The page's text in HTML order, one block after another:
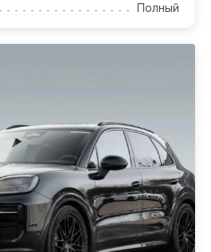
Полный